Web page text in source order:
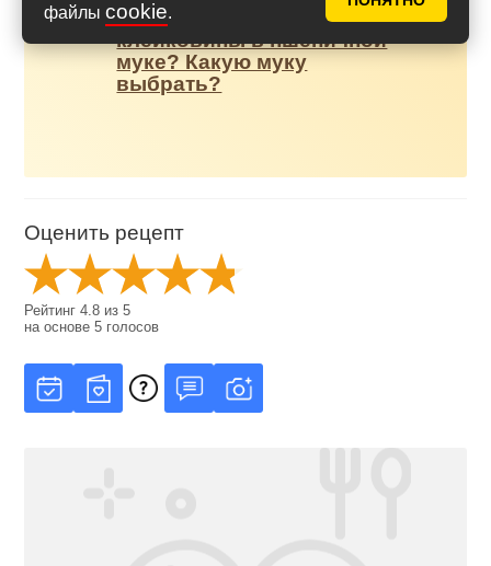
файлы cookie.
слабая мука? Сколько
клейковины в пшеничной
муке? Какую муку
выбрать?
Оценить рецепт
Рейтинг4.8 из5
на основе5 голосов